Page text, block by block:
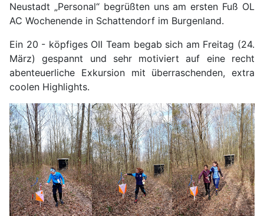
Neustadt „Personal“ begrüßten uns am ersten Fuß OL
AC Wochenende in Schattendorf im Burgenland.
Ein 20 - köpfiges OII Team begab sich am Freitag (24.
März) gespannt und sehr motiviert auf eine recht
abenteuerliche Exkursion mit überraschenden, extra
coolen Highlights.